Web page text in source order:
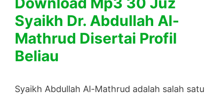
Syaikh Dr. Abdullah Al-
Mathrud Disertai Profil
Beliau
Syaikh Abdullah Al-Mathrud adalah salah satu